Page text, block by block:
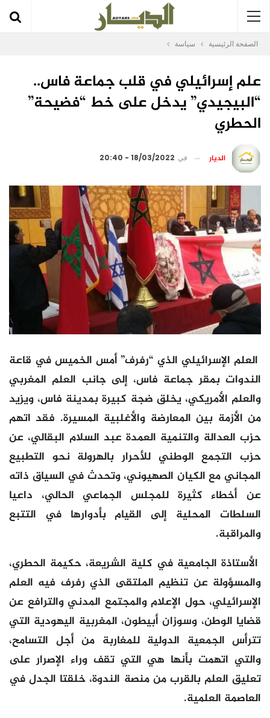
الصفحة الرئيسية سياسة
علم إسرائيلي في قلب جماعة فاس..
“البيجيدي” يدخل على خط “فضيحة”
الحطري
الديار في 18/03/2022 - 20:40
العلم الإسرائيلي الذي “رفرف” أمس الخميس في قاعة
الندوات بمقر جماعة فاس، إلى جانب العلم المغربي
والعلم الأمريكي، يخلق ضجة كبيرة بمدينة فاس، ويزيد
من الأزمة بين المعارضة والأغلبية المسيرة. فقد اتهم
حزب العدالة والتنمية العمدة عبد السلام البقالي، عن
حزب التجمع الوطني للأحرار بالهرولة نحو التطبيع
المجاني مع الكيان الصهيوني، وتحدث في السياق ذاته
عن أخطاء كثيرة للمجلس الجماعي الحالي، داعيا
السلطات المحلية إلى القيام بأدوارها في التتبع
والمراقبة.
الأستاذة الجامعية في كلية الشريعة، حكيمة الحطري،
والمسؤولة عن تنظيم الملتقى الذي رفرف فيه العلم
الإسرائيلي، حول الإعلام والمجتمع المدني والترافع عن
قضايا الوطن، وسوزان أبيطون، المغربية اليهودية التي
تترأس الجمعية الدولية للمغاربة من أجل التسامح،
والتي اتهمت بأنها هي التي تقف وراء الإصرار على
تعليق العلم بالقرب من منصة الندوة، خلقتا الجدل في
العاصمة العلمية.